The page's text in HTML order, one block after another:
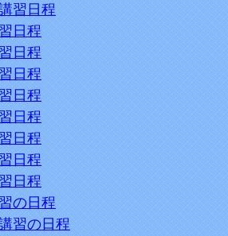
習日程
日程
日程
日程
日程
日程
日程
日程
日程
の日程
習の日程